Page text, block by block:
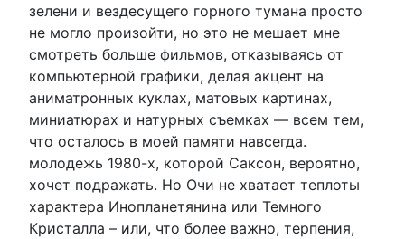
зелени и вездесущего горного тумана просто
не могло произойти, но это не мешает мне
смотреть больше фильмов, отказываясь от
компьютерной графики, делая акцент на
аниматронных куклах, матовых картинах,
миниатюрах и натурных съемках — всем тем,
что осталось в моей памяти навсегда.
молодежь 1980-х, которой Саксон, вероятно,
хочет подражать. Но Очи не хватает теплоты
характера Инопланетянина или Темного
Кристалла – или, что более важно, терпения,